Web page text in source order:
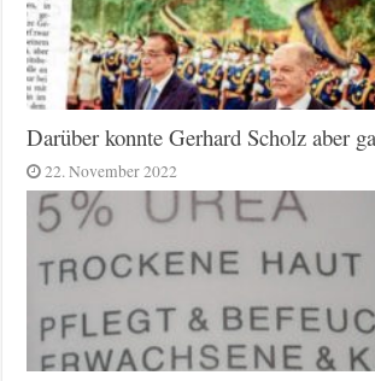
Darüber konnte Gerhard Scholz aber
22. November 2022